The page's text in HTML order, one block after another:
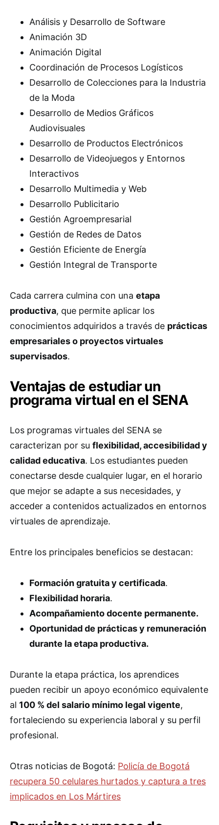
Análisis y Desarrollo de Software
Animación 3D
Animación Digital
Coordinación de Procesos Logísticos
Desarrollo de Colecciones para la Industria
de la Moda
Desarrollo de Medios Gráficos
Audiovisuales
Desarrollo de Productos Electrónicos
Desarrollo de Videojuegos y Entornos
Interactivos
Desarrollo Multimedia y Web
Desarrollo Publicitario
Gestión Agroempresarial
Gestión de Redes de Datos
Gestión Eficiente de Energía
Gestión Integral de Transporte
Cada carrera culmina con una etapa
productiva, que permite aplicar los
conocimientos adquiridos a través de prácticas
empresariales o proyectos virtuales
supervisados.
Ventajas de estudiar un
programa virtual en el SENA
Los programas virtuales del SENA se
caracterizan por su flexibilidad, accesibilidad y
calidad educativa. Los estudiantes pueden
conectarse desde cualquier lugar, en el horario
que mejor se adapte a sus necesidades, y
acceder a contenidos actualizados en entornos
virtuales de aprendizaje.
Entre los principales beneficios se destacan:
Formación gratuita y certificada.
Flexibilidad horaria.
Acompañamiento docente permanente.
Oportunidad de prácticas y remuneración
durante la etapa productiva.
Durante la etapa práctica, los aprendices
pueden recibir un apoyo económico equivalente
al 100 % del salario mínimo legal vigente,
fortaleciendo su experiencia laboral y su perfil
profesional.
Otras noticias de Bogotá: Policía de Bogotá
recupera 50 celulares hurtados y captura a tres
implicados en Los Mártires